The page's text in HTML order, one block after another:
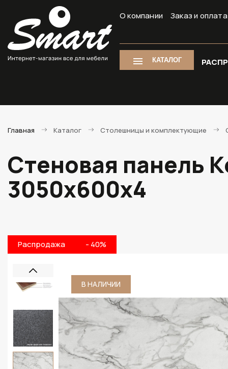
О компании Заказ и оплата
КАТАЛОГ
Главная Каталог Столешницы и комплектующие
Стеновая панель
3050х600х4
Распродажа - 40%
В НАЛИЧИИ